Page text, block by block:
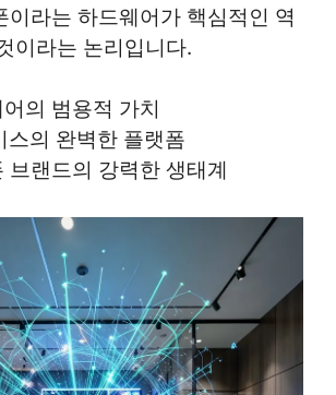
이라는 하드웨어가 핵심적인 역
이라는 논리입니다.
의 범용적 가치
스의 완벽한 플랫폼
브랜드의 강력한 생태계